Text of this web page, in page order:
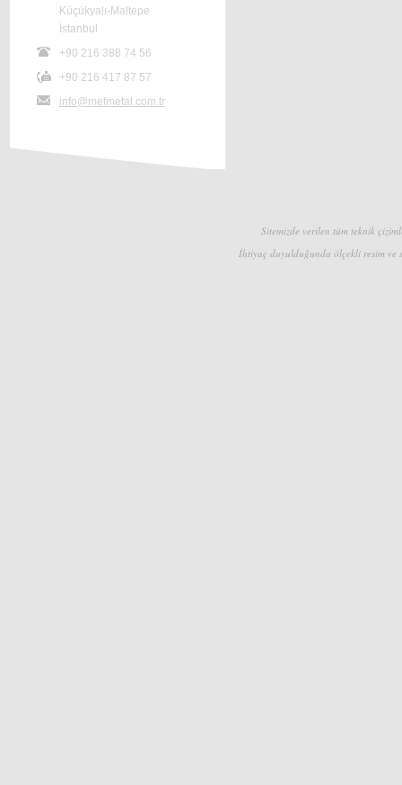
Küçükyalı-Maltepe
İstanbul
+90 216 388 74 56
+90 216 417 87 57
info@mefmetal.com.tr
Sitemizde verilen tüm teknik
İhtiyaç duyulduğunda ölçekli resim ve